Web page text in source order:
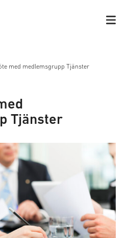
med medlemsgrupp Tjänster
Tjänster
on contract